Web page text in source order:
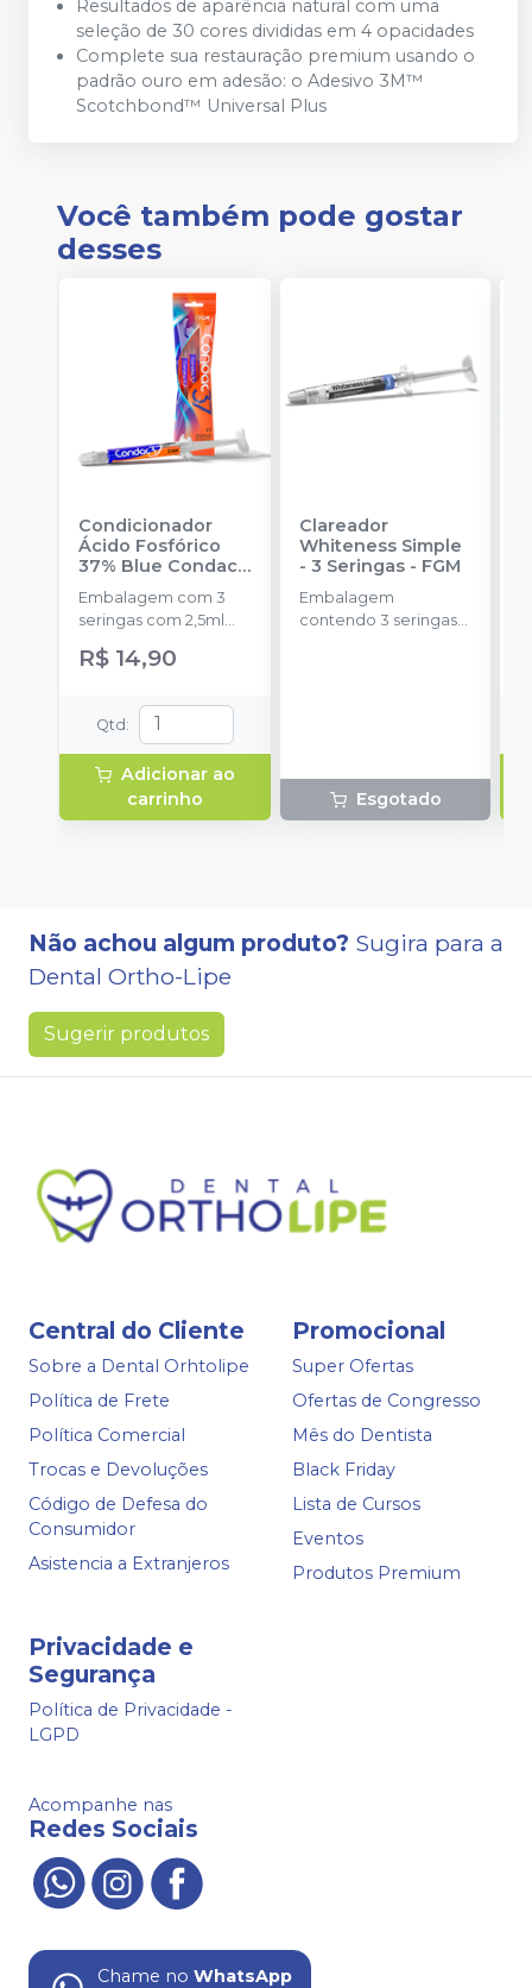
Resultados de aparência natural com uma
seleção de 30 cores divididas em 4 opacidades
Complete sua restauração premium usando o
padrão ouro em adesão: o Adesivo 3M™
Scotchbond™ Universal Plus
Você também pode gostar
desses
Condicionador
Ácido Fosfórico
37% Blue Condac-
FGM
Embalagem com 3
seringas com 2,5ml
cada uma e 3
ponteiras para
R$ 14,90
Qtd :
Adicionar ao
carrinho
Clareador
Whiteness Simple
- 3 Seringas- FGM
Embalagem
contendo 3 seringas
Esgotado
Não achou algum produto? Sugira para a
Dental Ortho-Lipe
Sugerir produtos
Central do Cliente
Sobre a Dental Orhtolipe
Política de Frete
Política Comercial
Trocas e Devoluções
Código de Defesa do
Consumidor
Asistencia a Extranjeros
Promocional
Super Ofertas
Ofertas de Congresso
Mês do Dentista
Black Friday
Lista de Cursos
Eventos
Produtos Premium
Privacidade e
Segurança
Política de Privacidade -
LGPD
Acompanhe nas
Redes Sociais
Chame no WhatsApp